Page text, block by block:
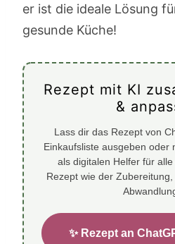
er ist die ideale Lösung
gesunde Küche!
Rezept mit KI
&
Lass dir das Rezept von
Einkaufsliste ausgeben oder
als digitalen Helfer für
Rezept wie der
✨ Rezept an